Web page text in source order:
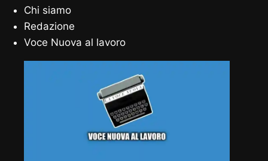
Chi siamo
Redazione
Voce Nuova al lavoro